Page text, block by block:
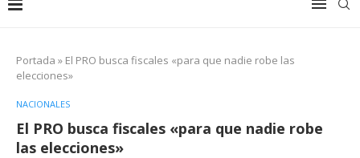
Portada » El PRO busca fiscales «para que nadie robe las
elecciones»
NACIONALES
El PRO busca fiscales «para que nadie robe
las elecciones»